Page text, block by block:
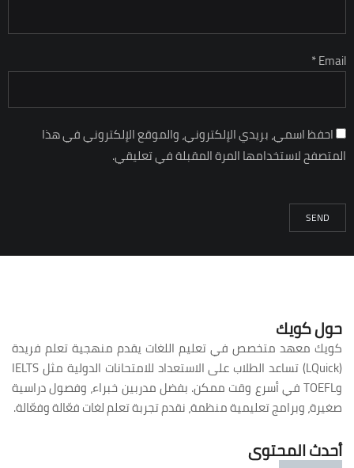
Email *
احفظ اسمي، بريدي الإلكتروني، والموقع الإلكتروني في هذا
المتصفح لاستخدامها المرة المقبلة في تعليقي.
حول كويك
كويك معهد متخصص في تعليم اللغات يقدم منهجية تعلم فريدة
(LQuick) تساعد الطلاب على الاستعداد للامتحانات الدولية مثل IELTS
وTOEFL في أسرع وقت ممكن. بفضل مدربين خبراء، وفصول دراسية
صغيرة، وبرامج تعليمية منظمة، نقدم تجربة تعلم لغات فعّالة وفعّالة.
أحدث المحتوى